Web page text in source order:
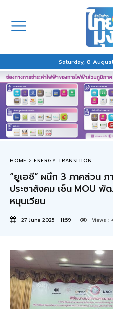
Saturday, 8
HOME ENERGY TRANSITION
“ยูเอซี” ผนึก 3 ภาคส่วน
ประชาสังคม เซ็น MOU พั
หมุนเวียน
27 June 2025 - 11:59 Views :